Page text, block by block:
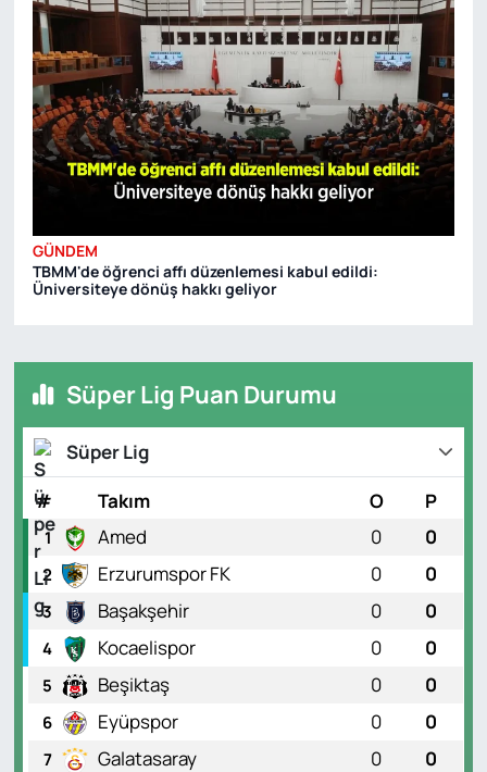
GÜNDEM
TBMM'de öğrenci affı düzenlemesi kabul edildi:
Üniversiteye dönüş hakkı geliyor
Süper Lig Puan Durumu
Süper Lig
#
Takım O P
1 Amed 0 0
2 Erzurumspor FK 0 0
3 Başakşehir 0 0
4 Kocaelispor 0 0
5 Beşiktaş 0 0
6 Eyüpspor 0 0
7 Galatasaray 0 0